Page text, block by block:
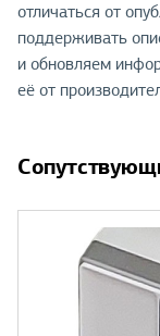
отличаться от
поддерживать
и обновляем
её от